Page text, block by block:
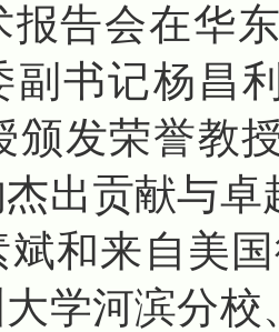
报告会在华
副书记杨昌
颁发荣誉教
出贡献与
斌和来自美
学河滨分